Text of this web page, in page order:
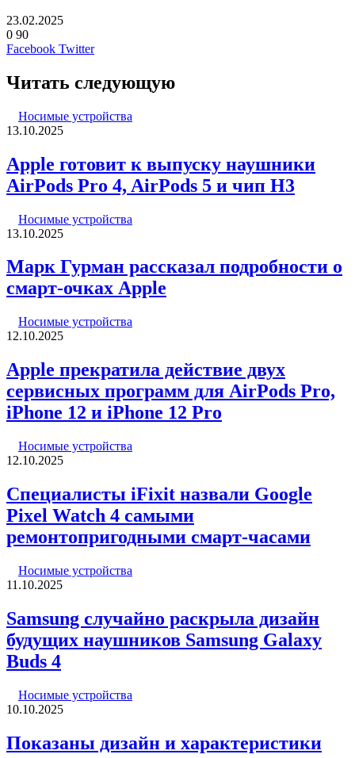
23.02.2025
0 90
Facebook TwitterLinkedIn
Pinterest
Вконтакте
Одноклассники
Skype
WhatsApp
Telegram
Viber
Читать следующую
Носимые устройства
13.10.2025
Apple готовит к выпуску наушники
AirPods Pro 4, AirPods 5 и чип H3
Носимые устройства
13.10.2025
Марк Гурман рассказал подробности о
смарт-очках Apple
Носимые устройства
12.10.2025
Apple прекратила действие двух
сервисных программ для AirPods Pro,
iPhone 12 и iPhone 12 Pro
Носимые устройства
12.10.2025
Специалисты iFixit назвали Google
Pixel Watch 4 самыми
ремонтопригодными смарт-часами
Носимые устройства
11.10.2025
Samsung случайно раскрыла дизайн
будущих наушников Samsung Galaxy
Buds 4
Носимые устройства
10.10.2025
Показаны дизайн и характеристики